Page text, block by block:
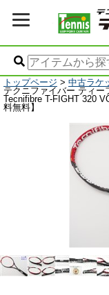
トップページ > 中古ラケ
テクニファイバー ティ
Tecnifibre T-FIGHT 320
料無料】